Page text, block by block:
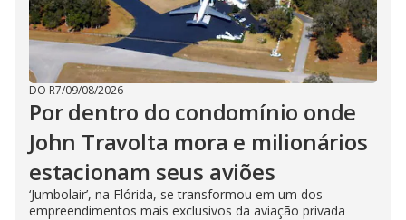
DO R7/09/08/2026
Por dentro do condomínio onde
John Travolta mora e milionários
estacionam seus aviões
‘Jumbolair’, na Flórida, se transformou em um dos
empreendimentos mais exclusivos da aviação privada